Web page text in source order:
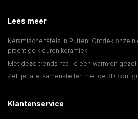
Lees meer
Keramische tafels in Putten: Ontdek onze
prachtige kleuren keramiek
Met deze trends haal je een warm en
Zelf je tafel samenstellen met de 3D
Klantenservice